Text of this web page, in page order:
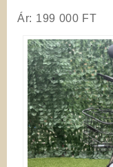
Ár: 199 000 FT